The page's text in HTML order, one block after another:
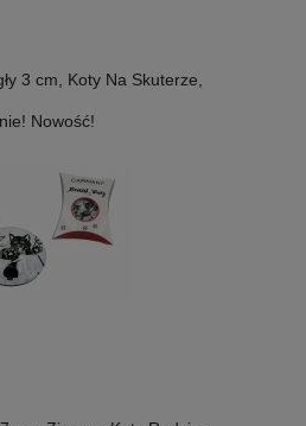
3 cm, Koty Na Skuterze,
Nowość!